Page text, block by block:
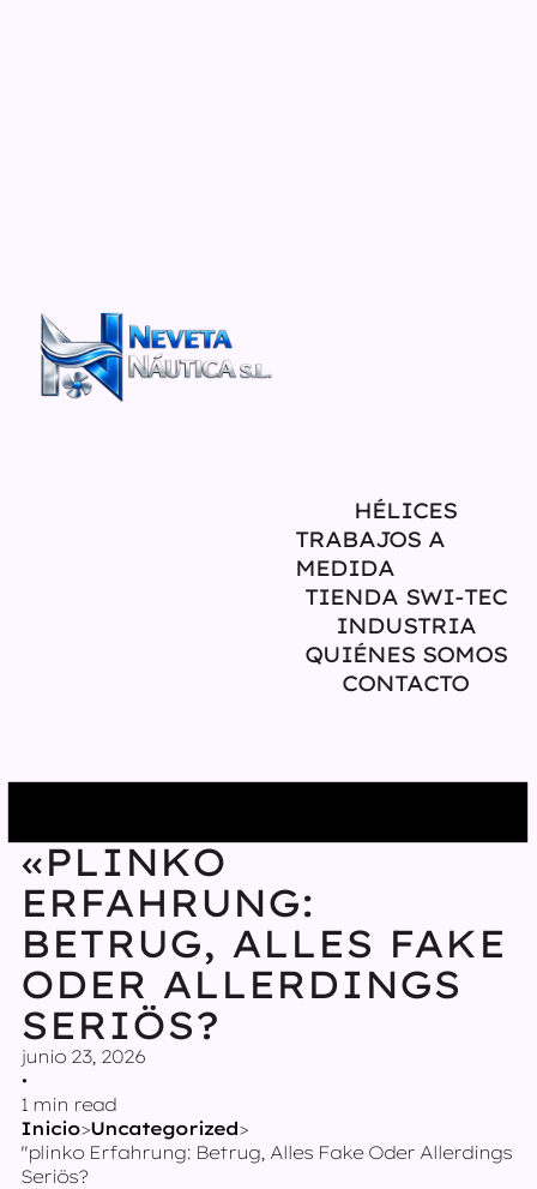
HÉLICES
TRABAJOS A
MEDIDA
TIENDA SWI-TEC
INDUSTRIA
QUIÉNES SOMOS
CONTACTO
«PLINKO
ERFAHRUNG:
BETRUG, ALLES FAKE
ODER ALLERDINGS
SERIÖS?
junio 23, 2026
•
1 min read
Inicio>Uncategorized>
"plinko Erfahrung: Betrug, Alles Fake Oder Allerdings
Seriös?